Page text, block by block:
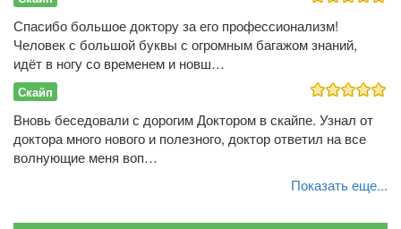
Спасибо большое доктору за его профессионализм!
Человек с большой буквы с огромным багажом знаний,
идёт в ногу со временем и новш…
Скайп
Вновь беседовали с дорогим Доктором в скайпе. Узнал от
доктора много нового и полезного, доктор ответил на все
волнующие меня воп…
Показать еще...